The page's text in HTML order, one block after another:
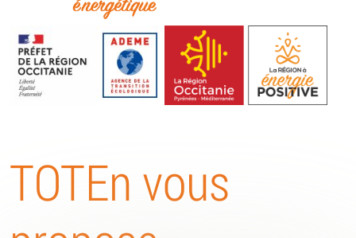
TOTEn Occitanie | Territoires
d’Occitanie pour la Transition
Energétique
TOTEn vous